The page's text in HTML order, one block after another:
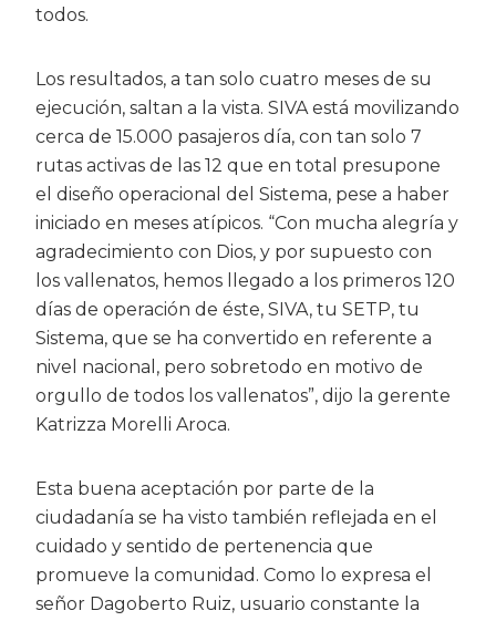
todos.
Los resultados, a tan solo cuatro meses de su
ejecución, saltan a la vista. SIVA está movilizando
cerca de 15.000 pasajeros día, con tan solo 7
rutas activas de las 12 que en total presupone
el diseño operacional del Sistema, pese a haber
iniciado en meses atípicos. “Con mucha alegría y
agradecimiento con Dios, y por supuesto con
los vallenatos, hemos llegado a los primeros 120
días de operación de éste, SIVA, tu SETP, tu
Sistema, que se ha convertido en referente a
nivel nacional, pero sobretodo en motivo de
orgullo de todos los vallenatos”, dijo la gerente
Katrizza Morelli Aroca.
Esta buena aceptación por parte de la
ciudadanía se ha visto también reflejada en el
cuidado y sentido de pertenencia que
promueve la comunidad. Como lo expresa el
señor Dagoberto Ruiz, usuario constante la